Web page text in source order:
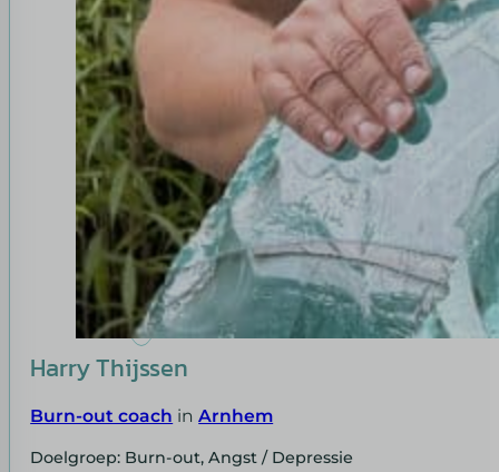
Harry Thijssen
Burn-out coach inArnhem
Doelgroep: Burn-out, Angst / Depressie